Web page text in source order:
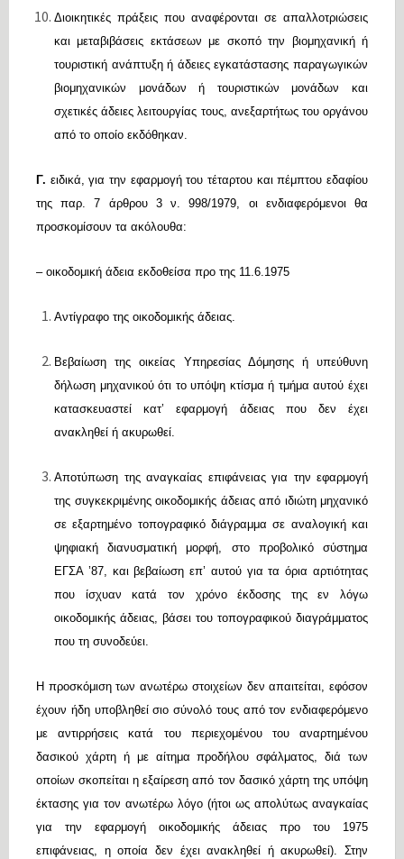
Διοικητικές πράξεις που αναφέρονται σε απαλλοτριώσεις
και μεταβιβάσεις εκτάσεων με σκοπό την βιομηχανική ή
τουριστική ανάπτυξη ή άδειες εγκατάστασης παραγωγικών
βιομηχανικών μονάδων ή τουριστικών μονάδων και
σχετικές άδειες λειτουργίας τους, ανεξαρτήτως του οργάνου
από το οποίο εκδόθηκαν.
Γ. ειδικά, για την εφαρμογή του τέταρτου και πέμπτου εδαφίου
της παρ. 7 άρθρου 3 ν. 998/1979, οι ενδιαφερόμενοι θα
προσκομίσουν τα ακόλουθα:
– οικοδομική άδεια εκδοθείσα προ της 11.6.1975
Αντίγραφο της οικοδομικής άδειας.
Βεβαίωση της οικείας Υπηρεσίας Δόμησης ή υπεύθυνη
δήλωση μηχανικού ότι το υπόψη κτίσμα ή τμήμα αυτού έχει
κατασκευαστεί κατ’ εφαρμογή άδειας που δεν έχει
ανακληθεί ή ακυρωθεί.
Αποτύπωση της αναγκαίας επιφάνειας για την εφαρμογή
της συγκεκριμένης οικοδομικής άδειας από ιδιώτη μηχανικό
σε εξαρτημένο τοπογραφικό διάγραμμα σε αναλογική και
ψηφιακή διανυσματική μορφή, στο προβολικό σύστημα
ΕΓΣΑ ’87, και βεβαίωση επ’ αυτού για τα όρια αρτιότητας
που ίσχυαν κατά τον χρόνο έκδοσης της εν λόγω
οικοδομικής άδειας, βάσει του τοπογραφικού διαγράμματος
που τη συνοδεύει.
Η προσκόμιση των ανωτέρω στοιχείων δεν απαιτείται, εφόσον
έχουν ήδη υποβληθεί σιο σύνολό τους από τον ενδιαφερόμενο
με αντιρρήσεις κατά του περιεχομένου του αναρτημένου
δασικού χάρτη ή με αίτημα προδήλου σφάλματος, διά των
οποίων σκοπείται η εξαίρεση από τον δασικό χάρτη της υπόψη
έκτασης για τον ανωτέρω λόγο (ήτοι ως απολύτως αναγκαίας
για την εφαρμογή οικοδομικής άδειας προ του 1975
επιφάνειας, η οποία δεν έχει ανακληθεί ή ακυρωθεί). Στην